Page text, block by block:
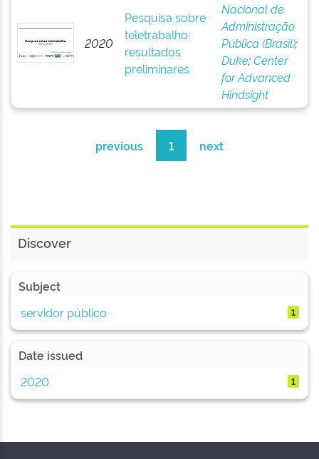
2020
Pesquisa sobre
teletrabalho:
resultados
preliminares
Nacional de
Administração
Pública (Brasil);
Duke;Center
for Advanced
Hindsight
previous 1 next
Discover
Subject
servidor público
1
Date issued
2020
1